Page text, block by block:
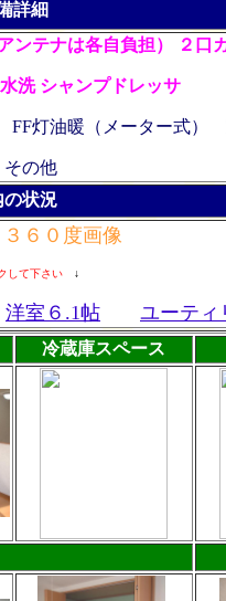
詳細
ンテナは各自負担） ２口
洗 シャンプドレッサ
灯油暖（メーター式）
の他
の状況
６０度画像
して下さい ↓
洋室６.1帖 ユーティ
冷蔵庫スペース